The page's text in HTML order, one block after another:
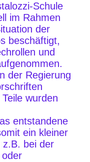
Schule
im Rahmen
der
beschäftigt,
und
der Regierung
wurden
entstandene
ein kleiner
z.B. bei der